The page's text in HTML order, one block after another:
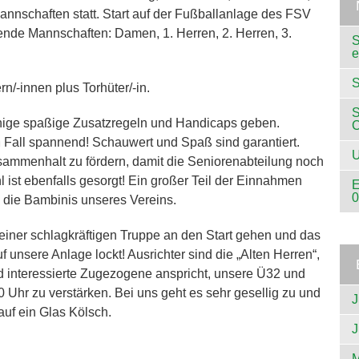
statt. Start auf der Fußballanlage des FSV
Mannschaften: Damen, 1. Herren, 2. Herren, 3.
innen plus Torhüter/-in.
spaßige Zusatzregeln und Handicaps geben.
spannend! Schauwert und Spaß sind garantiert.
zu fördern, damit die Seniorenabteilung noch
ebenfalls gesorgt! Ein großer Teil der Einnahmen
Bambinis unseres Vereins.
schlagkräftigen Truppe an den Start gehen und das
Anlage lockt! Ausrichter sind die „Alten Herren“,
Zugezogene anspricht, unsere Ü32 und
zu verstärken. Bei uns geht es sehr gesellig zu und
ein Glas Kölsch.